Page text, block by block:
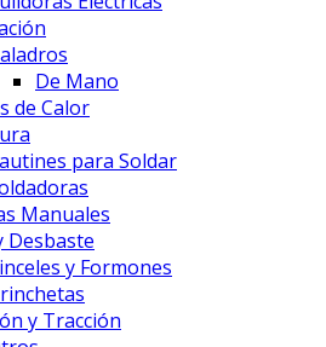
De Mano
de Calor
para Soldar
Manuales
Desbaste
y Formones
y Tracción